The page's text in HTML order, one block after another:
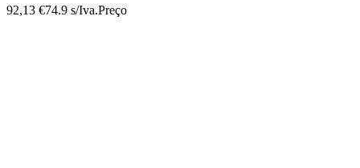
92,13 €74.9 s/Iva.Preço